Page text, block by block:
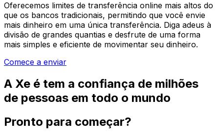
Oferecemos limites de transferência online mais altos do
que os bancos tradicionais, permitindo que você envie
mais dinheiro em uma única transferência. Diga adeus à
divisão de grandes quantias e desfrute de uma forma
mais simples e eficiente de movimentar seu dinheiro.
Comece a enviar
A Xe é tem a confiança de milhões
de pessoas em todo o mundo
Pronto para começar?